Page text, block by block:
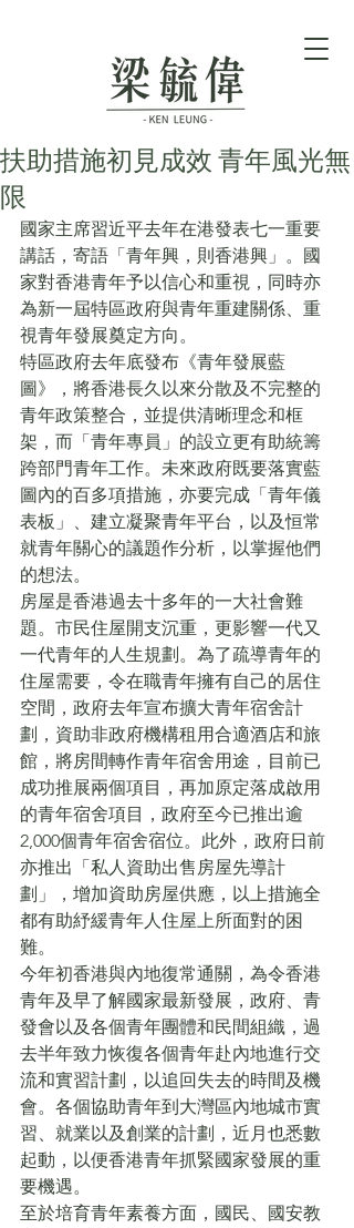
扶助措施初見成效 青年風光無
限
國家主席習近平去年在港發表七一重要
講話，寄語「青年興，則香港興」。國
家對香港青年予以信心和重視，同時亦
為新一屆特區政府與青年重建關係、重
視青年發展奠定方向。
特區政府去年底發布《青年發展藍
圖》，將香港長久以來分散及不完整的
青年政策整合，並提供清晰理念和框
架，而「青年專員」的設立更有助統籌
跨部門青年工作。未來政府既要落實藍
圖內的百多項措施，亦要完成「青年儀
表板」、建立凝聚青年平台，以及恒常
就青年關心的議題作分析，以掌握他們
的想法。
房屋是香港過去十多年的一大社會難
題。市民住屋開支沉重，更影響一代又
一代青年的人生規劃。為了疏導青年的
住屋需要，令在職青年擁有自己的居住
空間，政府去年宣布擴大青年宿舍計
劃，資助非政府機構租用合適酒店和旅
館，將房間轉作青年宿舍用途，目前已
成功推展兩個項目，再加原定落成啟用
的青年宿舍項目，政府至今已推出逾
2,000個青年宿舍宿位。此外，政府日前
亦推出「私人資助出售房屋先導計
劃」，增加資助房屋供應，以上措施全
都有助紓緩青年人住屋上所面對的困
難。
今年初香港與內地復常通關，為令香港
青年及早了解國家最新發展，政府、青
發會以及各個青年團體和民間組織，過
去半年致力恢復各個青年赴內地進行交
流和實習計劃，以追回失去的時間及機
會。各個協助青年到大灣區內地城市實
習、就業以及創業的計劃，近月也悉數
起動，以便香港青年抓緊國家發展的重
要機遇。
至於培育青年素養方面，國民、國安教